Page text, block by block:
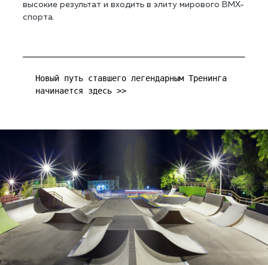
высокие результат и входить в элиту мирового BMX-
спорта.
Новый путь ставшего легендарным Тренинга
начинается здесь >>